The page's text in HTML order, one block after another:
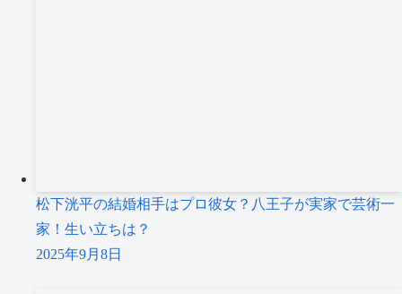
松下洸平の結婚相手はプロ彼女？八王子が実家で芸術一
家！生い立ちは？
2025年9月8日